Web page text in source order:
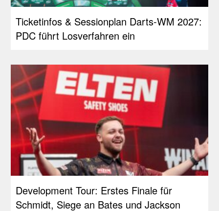
Ticketinfos & Sessionplan Darts-WM 2027:
PDC führt Losverfahren ein
Development Tour: Erstes Finale für
Schmidt, Siege an Bates und Jackson